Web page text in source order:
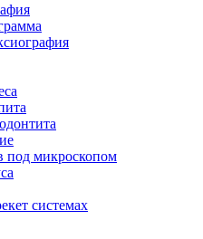
под микроскопом
системах